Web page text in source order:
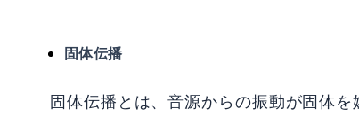
固体伝播
固体伝播とは、音源からの振動が固体を